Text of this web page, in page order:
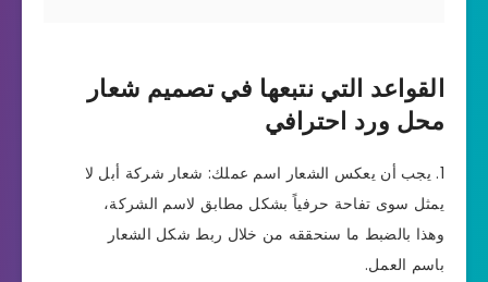
القواعد التي نتبعها في تصميم شعار
محل ورد احترافي
يجب أن يعكس الشعار اسم عملك: شعار شركة أبل لا
يمثل سوى تفاحة حرفياً بشكل مطابق لاسم الشركة،
وهذا بالضبط ما سنحققه من خلال ربط شكل الشعار
باسم العمل.